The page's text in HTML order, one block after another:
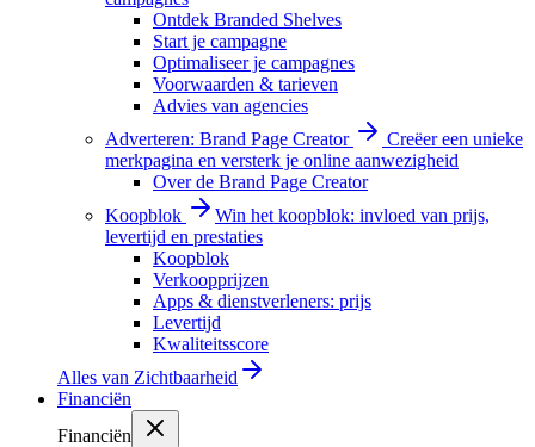
Ontdek Branded Shelves
Start je campagne
Optimaliseer je campagnes
Voorwaarden & tarieven
Advies van agencies
Adverteren: Brand Page Creator
Creëer een unieke
merkpagina en versterk je online aanwezigheid
Over de Brand Page Creator
Koopblok
Win het koopblok: invloed van prijs,
levertijd en prestaties
Koopblok
Verkoopprijzen
Apps & dienstverleners: prijs
Levertijd
Kwaliteitsscore
Alles van Zichtbaarheid
Financiën
Financiën